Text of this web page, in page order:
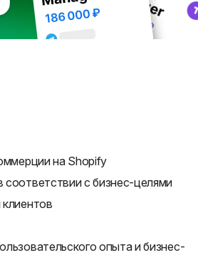
на Shopify
с бизнес-целями
опыта и бизнес-